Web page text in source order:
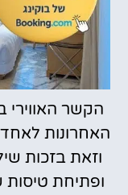
הקשר האווירי
האחרונות לאחד
וזאת בזכות
ופתיחת